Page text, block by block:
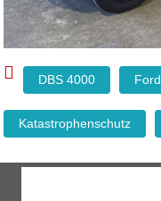
DBS 4000 Ford
Katastrophenschutz